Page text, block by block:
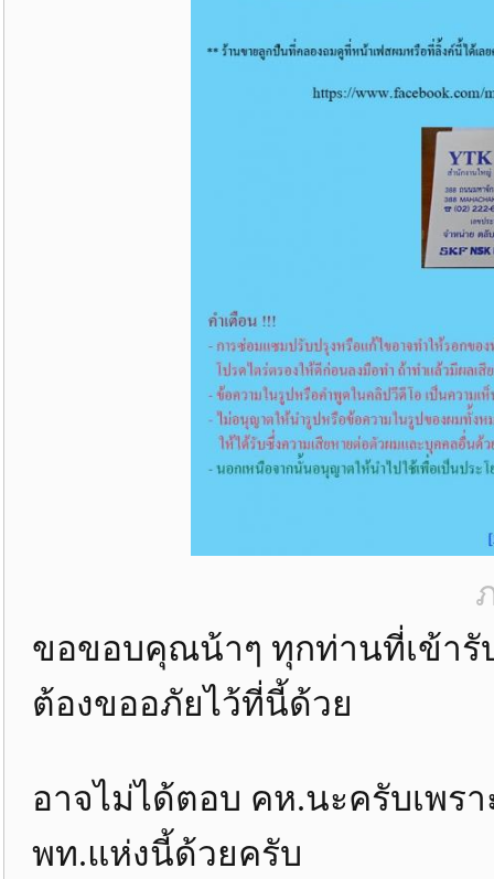
ขอขอบคุณน้าๆ ทุกท่านที่เข้ารั
ต้องขออภัยไว้ที่นี้ด้วย
อาจไม่ได้ตอบ คห.นะครับเพร
พท.แห่งนี้ด้วยครับ